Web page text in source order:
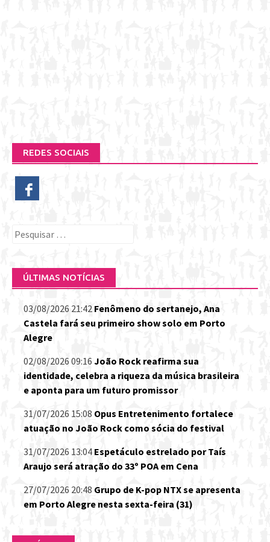
REDES SOCIAIS
Pesquisar
ÚLTIMAS NOTÍCIAS
03/08/2026 21:42 Fenômeno do sertanejo, Ana
Castela fará seu primeiro show solo em Porto
Alegre
02/08/2026 09:16 João Rock reafirma sua
identidade, celebra a riqueza da música brasileira
e aponta para um futuro promissor
31/07/2026 15:08 Opus Entretenimento fortalece
atuação no João Rock como sócia do festival
31/07/2026 13:04 Espetáculo estrelado por Taís
Araujo será atração do 33º POA em Cena
27/07/2026 20:48 Grupo de K-pop NTX se apresenta
em Porto Alegre nesta sexta-feira (31)